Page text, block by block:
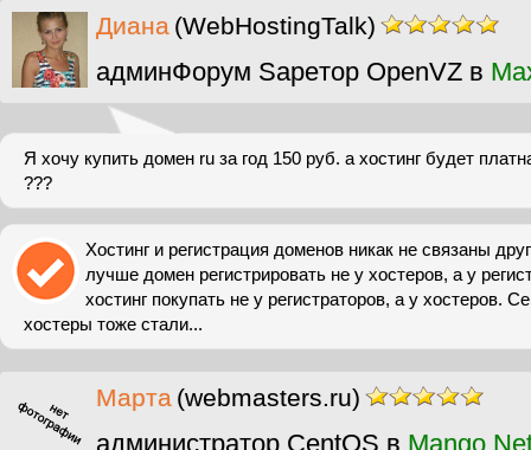
Диана (WebHostingTalk)
админФорум Sapeтор OpenVZ в
Я хочу купить домен ru за год 150 руб. а хостинг будет
???
Хостинг и регистрация доменов никак не связаны
лучше домен регистрировать не у хостеров, а у
хостинг покупать не у регистраторов, а у хостеров.
хостеры тоже стали...
Марта (webmasters.ru)
администратор CentOS в Mango